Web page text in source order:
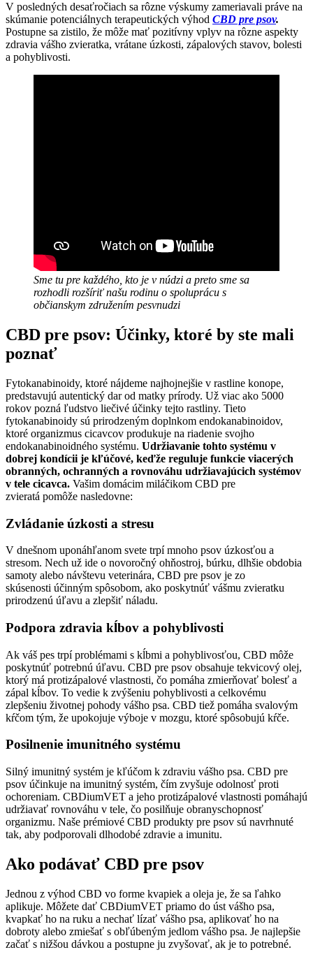
V posledných desaťročiach sa rôzne výskumy zameriavali práve na
skúmanie potenciálnych terapeutických výhod CBD pre psov.
Postupne sa zistilo, že môže mať pozitívny vplyv na rôzne aspekty
zdravia vášho zvieratka, vrátane úzkosti, zápalových stavov, bolesti
a pohyblivosti.
Sme tu pre každého, kto je v núdzi a preto sme sa
rozhodli rozšíriť našu rodinu o spoluprácu s
občianskym združením pesvnudzi
CBD pre psov: Účinky, ktoré by ste mali
poznať
Fytokanabinoidy, ktoré nájdeme najhojnejšie v rastline konope,
predstavujú autentický dar od matky prírody. Už viac ako 5000
rokov pozná ľudstvo liečivé účinky tejto rastliny. Tieto
fytokanabinoidy sú prirodzeným doplnkom endokanabinoidov,
ktoré organizmus cicavcov produkuje na riadenie svojho
endokanabinoidného systému. Udržiavanie tohto systému v
dobrej kondícii je kľúčové, keďže reguluje funkcie viacerých
obranných, ochranných a rovnováhu udržiavajúcich systémov
v tele cicavca. Vašim domácim miláčikom CBD pre
zvieratá pomôže nasledovne:
Zvládanie úzkosti a stresu
V dnešnom uponáhľanom svete trpí mnoho psov úzkosťou a
stresom. Nech už ide o novoročný ohňostroj, búrku, dlhšie obdobia
samoty alebo návštevu veterinára, CBD pre psov je zo
skúsenosti účinným spôsobom, ako poskytnúť vášmu zvieratku
prirodzenú úľavu a zlepšiť náladu.
Podpora zdravia kĺbov a pohyblivosti
Ak váš pes trpí problémami s kĺbmi a pohyblivosťou, CBD môže
poskytnúť potrebnú úľavu. CBD pre psov obsahuje tekvicový olej,
ktorý má protizápalové vlastnosti, čo pomáha zmierňovať bolesť a
zápal kĺbov. To vedie k zvýšeniu pohyblivosti a celkovému
zlepšeniu životnej pohody vášho psa. CBD tiež pomáha svalovým
kŕčom tým, že upokojuje výboje v mozgu, ktoré spôsobujú kŕče.
Posilnenie imunitného systému
Silný imunitný systém je kľúčom k zdraviu vášho psa. CBD pre
psov účinkuje na imunitný systém, čím zvyšuje odolnosť proti
ochoreniam. CBDiumVET a jeho protizápalové vlastnosti pomáhajú
udržiavať rovnováhu v tele, čo posilňuje obranyschopnosť
organizmu. Naše prémiové CBD produkty pre psov sú navrhnuté
tak, aby podporovali dlhodobé zdravie a imunitu.
Ako podávať CBD pre psov
Jednou z výhod CBD vo forme kvapiek a oleja je, že sa ľahko
aplikuje. Môžete dať CBDiumVET priamo do úst vášho psa,
kvapkať ho na ruku a nechať lízať vášho psa, aplikovať ho na
dobroty alebo zmiešať s obľúbeným jedlom vášho psa. Je najlepšie
začať s nižšou dávkou a postupne ju zvyšovať, ak je to potrebné.